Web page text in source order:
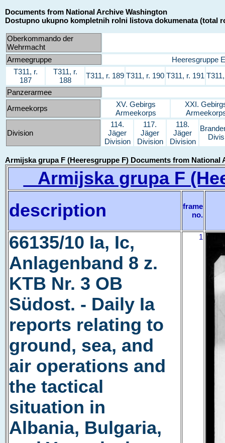
Documents from National Archive Washington
Dostupno ukupno kompletnih rolni listova dokumenata (total
Oberkommando der
Wehrmacht
Armeegruppe
Heeresgruppe E
T311, r.
187
T311, r.
188
T311, r. 189 T311, r. 190 T311, r. 191
Panzerarmee
Armeekorps
XV. Gebirgs
Armeekorps
XXI.
Division
114.
Jäger
Division
117.
Jäger
Division
118.
Jäger
Division
Armijska grupa F (Heeresgruppe F) Documents from National
Armijska grupa F
description
frame
no.
66135/10 Ia, Ic,
Anlagenband 8 z.
KTB Nr. 3 OB
Südost. - Daily Ia
reports relating to
ground, sea, and
air operations and
the tactical
situation in
Albania, Bulgaria,
1